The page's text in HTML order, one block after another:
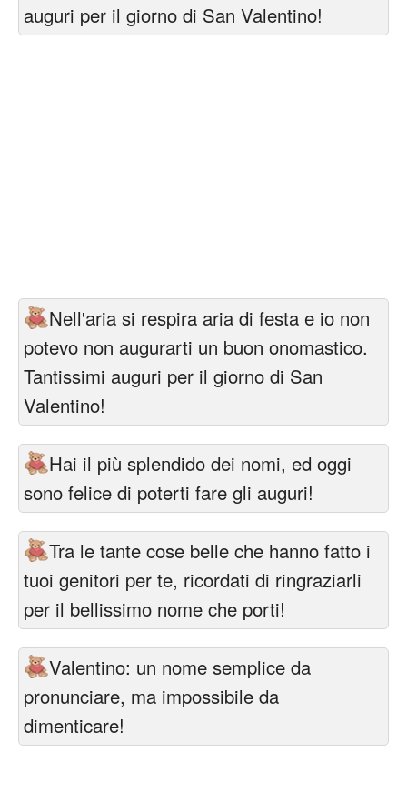
auguri per il giorno di San Valentino!
Nell'aria si respira aria di festa e io non
potevo non augurarti un buon onomastico.
Tantissimi auguri per il giorno di San
Valentino!
Hai il più splendido dei nomi, ed oggi
sono felice di poterti fare gli auguri!
Tra le tante cose belle che hanno fatto i
tuoi genitori per te, ricordati di ringraziarli
per il bellissimo nome che porti!
Valentino: un nome semplice da
pronunciare, ma impossibile da
dimenticare!